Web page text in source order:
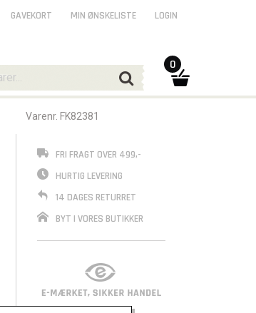
Varenr. FK82381
FRI FRAGT OVER 499,-
HURTIG LEVERING
14 DAGES RETURRET
BYT I VORES BUTIKKER
GAVEKORT MIN ØNSKELISTE LOGIN
0